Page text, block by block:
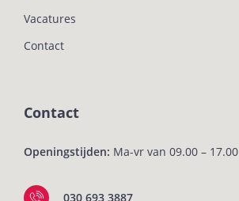
Vacatures
Contact
Contact
Openingstijden: Ma-vr van 09.00 – 17.00
030 693 3887